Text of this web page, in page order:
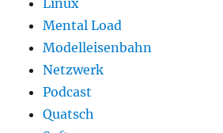
Linux
Mental Load
Modelleisenbahn
Netzwerk
Podcast
Quatsch